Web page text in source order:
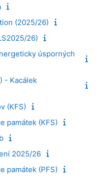
(2025/26)
26)
úsporných
- Kacálek
(KFS)
památek (KFS)
2025/26
památek (PFS)